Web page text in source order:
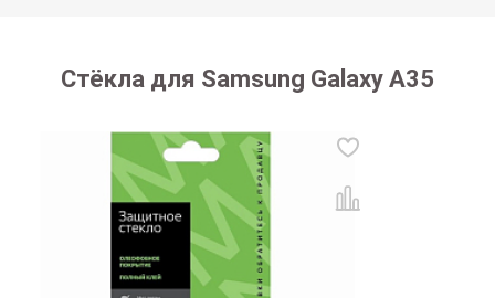
Стёкла для Samsung Galaxy A35